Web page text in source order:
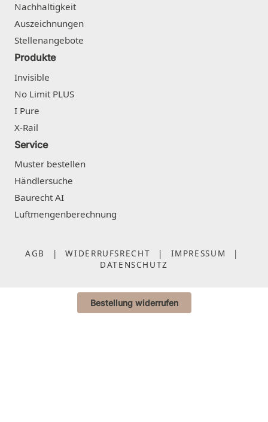
Nachhaltigkeit
Auszeichnungen
Stellenangebote
Produkte
Invisible
No Limit PLUS
I Pure
X-Rail
Service
Muster bestellen
Händlersuche
Baurecht AI
Luftmengenberechnung
AGB | WIDERRUFSRECHT | IMPRESSUM
|
DATENSCHUTZ
Bestellung widerrufen